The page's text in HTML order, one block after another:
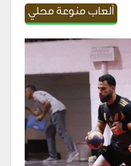
ألعاب منوعة محلي